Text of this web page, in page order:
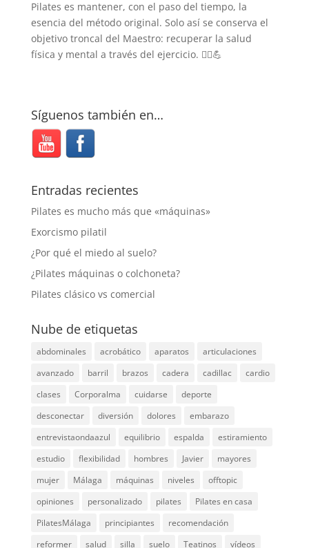
Pilates es mantener, con el paso del tiempo, la
esencia del método original. Solo así se conserva el
objetivo troncal del Maestro: recuperar la salud
física y mental a través del ejercicio. 🧘‍♀️💪
Síguenos también en…
Entradas recientes
Pilates es mucho más que «máquinas»
Exorcismo pilatil
¿Por qué el miedo al suelo?
¿Pilates máquinas o colchoneta?
Pilates clásico vs comercial
Nube de etiquetas
abdominales acrobático aparatos
articulaciones
avanzado
barril brazos cadera cadillac
cardio
clases
Corporalma cuidarse
deporte
desconectar
diversión dolores
embarazo
entrevistaondaazul
equilibrio espalda
estiramiento
estudio
flexibilidad hombres Javier
mayores
mujer
Málaga máquinas niveles
offtopic
opiniones
personalizado pilates
Pilates en casa
PilatesMálaga
principiantes
recomendación
reformer
salud silla suelo Teatinos vídeos